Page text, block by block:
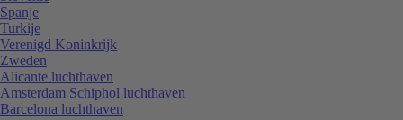
Spanje
Turkije
Verenigd Koninkrijk
Zweden
Alicante luchthaven
Amsterdam Schiphol luchthaven
Barcelona luchthaven